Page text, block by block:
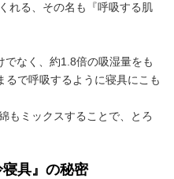
れる、その名も『呼吸する肌
なく、約1.8倍の吸湿量をも
で呼吸するように寝具にこも
もミックスすることで、とろ
具』の秘密